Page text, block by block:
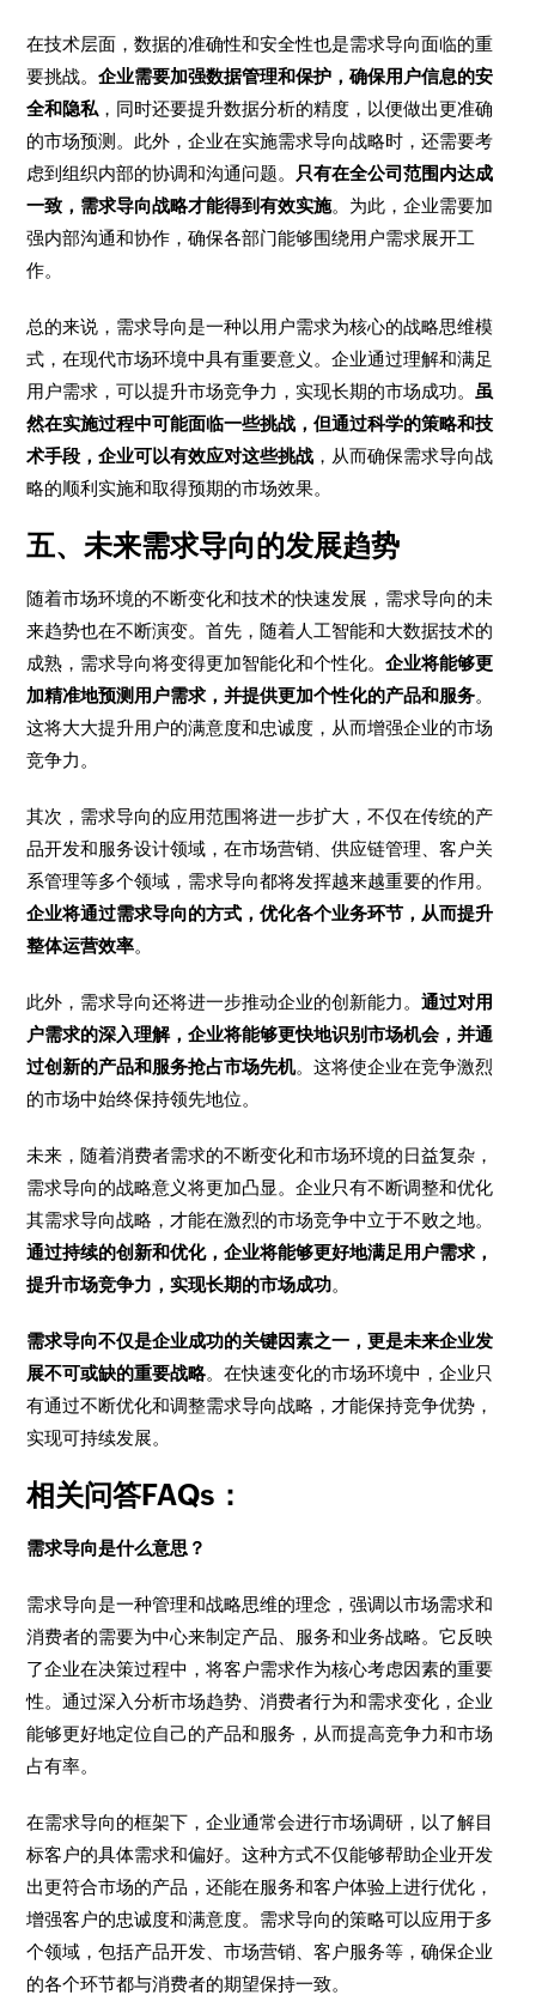
在技术层面，数据的准确性和安全性也是需求导向面临的重
要挑战。企业需要加强数据管理和保护，确保用户信息的安
全和隐私 ，同时还要提升数据分析的精度，以便做出更准确
的市场预测。此外，企业在实施需求导向战略时，还需要考
虑到组织内部的协调和沟通问题。 只有在全公司范围内达成
一致，需求导向战略才能得到有效实施。为此，企业需要加
强内部沟通和协作，确保各部门能够围绕用户需求展开工
作。
总的来说，需求导向是一种以用户需求为核心的战略思维模
式，在现代市场环境中具有重要意义。企业通过理解和满足
用户需求，可以提升市场竞争力，实现长期的市场成功。 虽
然在实施过程中可能面临一些挑战，但通过科学的策略和技
术手段，企业可以有效应对这些挑战 ，从而确保需求导向战
略的顺利实施和取得预期的市场效果。
五、未来需求导向的发展趋势
随着市场环境的不断变化和技术的快速发展，需求导向的未
来趋势也在不断演变。首先，随着人工智能和大数据技术的
成熟，需求导向将变得更加智能化和个性化。企业将能够更
加精准地预测用户需求，并提供更加个性化的产品和服务。
这将大大提升用户的满意度和忠诚度，从而增强企业的市场
竞争力。
其次，需求导向的应用范围将进一步扩大，不仅在传统的产
品开发和服务设计领域，在市场营销、供应链管理、客户关
系管理等多个领域，需求导向都将发挥越来越重要的作用。
企业将通过需求导向的方式，优化各个业务环节，从而提升
整体运营效率。
此外，需求导向还将进一步推动企业的创新能力。通过对用
户需求的深入理解，企业将能够更快地识别市场机会，并通
过创新的产品和服务抢占市场先机。这将使企业在竞争激烈
的市场中始终保持领先地位。
未来，随着消费者需求的不断变化和市场环境的日益复杂，
需求导向的战略意义将更加凸显。企业只有不断调整和优化
其需求导向战略，才能在激烈的市场竞争中立于不败之地。
通过持续的创新和优化，企业将能够更好地满足用户需求，
提升市场竞争力，实现长期的市场成功。
需求导向不仅是企业成功的关键因素之一，更是未来企业发
展不可或缺的重要战略。在快速变化的市场环境中，企业只
有通过不断优化和调整需求导向战略，才能保持竞争优势，
实现可持续发展。
相关问答FAQs：
需求导向是什么意思？
需求导向是一种管理和战略思维的理念，强调以市场需求和
消费者的需要为中心来制定产品、服务和业务战略。它反映
了企业在决策过程中，将客户需求作为核心考虑因素的重要
性。通过深入分析市场趋势、消费者行为和需求变化，企业
能够更好地定位自己的产品和服务，从而提高竞争力和市场
占有率。
在需求导向的框架下，企业通常会进行市场调研，以了解目
标客户的具体需求和偏好。这种方式不仅能够帮助企业开发
出更符合市场的产品，还能在服务和客户体验上进行优化，
增强客户的忠诚度和满意度。需求导向的策略可以应用于多
个领域，包括产品开发、市场营销、客户服务等，确保企业
的各个环节都与消费者的期望保持一致。